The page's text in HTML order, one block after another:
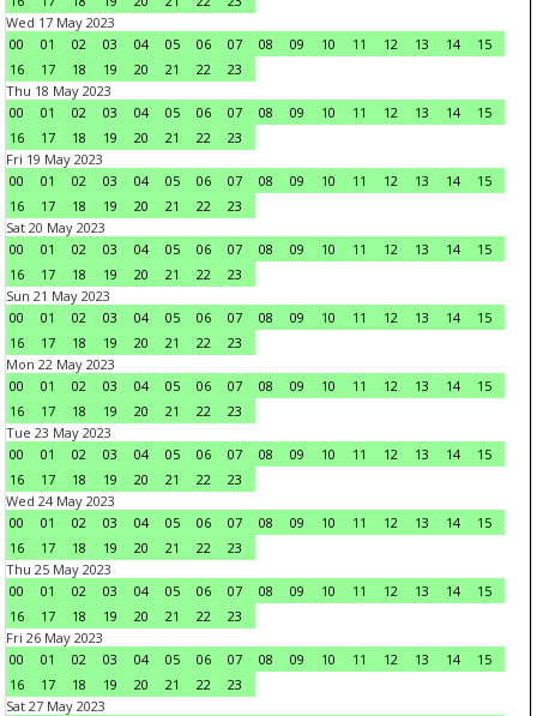
Wed 17 May 2023
00
01 02 03 04 05 06 07 08 09 10 11 12 13 14
15
16
17 18 19 20 21 22
23
Thu 18 May 2023
00
01 02 03 04 05 06 07 08 09 10 11 12 13 14
15
16
17 18 19 20 21 22
23
Fri 19 May 2023
00
01 02 03 04 05 06 07 08 09 10 11 12 13 14
15
16
17 18 19 20 21 22
23
Sat 20 May 2023
00
01 02 03 04 05 06 07 08 09 10 11 12 13 14
15
16
17 18 19 20 21 22
23
Sun 21 May 2023
00
01 02 03 04 05 06 07 08 09 10 11 12 13 14
15
16
17 18 19 20 21 22
23
Mon 22 May 2023
00
01 02 03 04 05 06 07 08 09 10 11 12 13 14
15
16
17 18 19 20 21 22
23
Tue 23 May 2023
00
01 02 03 04 05 06 07 08 09 10 11 12 13 14
15
16
17 18 19 20 21 22
23
Wed 24 May 2023
00
01 02 03 04 05 06 07 08 09 10 11 12 13 14
15
16
17 18 19 20 21 22
23
Thu 25 May 2023
00
01 02 03 04 05 06 07 08 09 10 11 12 13 14
15
16
17 18 19 20 21 22
23
Fri 26 May 2023
00
01 02 03 04 05 06 07 08 09 10 11 12 13 14
15
16
17 18 19 20 21 22
23
Sat 27 May 2023